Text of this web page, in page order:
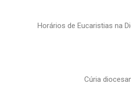
Horários de Eucaristias na
Cúria